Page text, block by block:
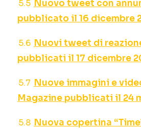
Nuovo tweet con
pubblicato il 16 dicembre
Nuovi tweet di
pubblicati il 17 dicembre
Nuove immagini e
Magazine pubblicati il 24
Nuova copertina